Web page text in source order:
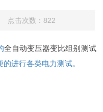
点击次数：822
全自动变压器变比组别测试
进行各类电力测试。